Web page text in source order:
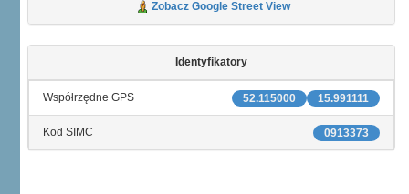
Zobacz Google Street View
Identyfikatory
15.991111
52.115000
Współrzędne GPS
0913373
Kod SIMC